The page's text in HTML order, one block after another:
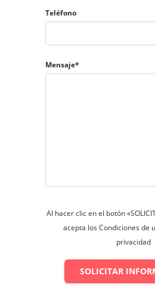
Teléfono
Mensaje*
Al hacer clic en el botón
acepta los Condiciones de
privacidad
SOLICITAR